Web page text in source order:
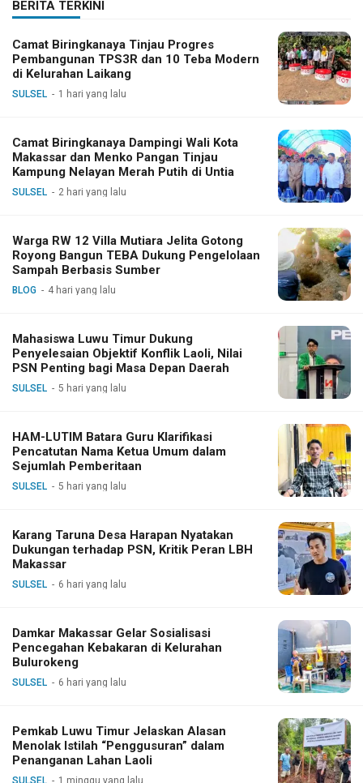
BERITA TERKINI
Camat Biringkanaya Tinjau Progres
Pembangunan TPS3R dan 10 Teba Modern
di Kelurahan Laikang
SULSEL 1 hari yang lalu
Camat Biringkanaya Dampingi Wali Kota
Makassar dan Menko Pangan Tinjau
Kampung Nelayan Merah Putih di Untia
SULSEL 2 hari yang lalu
Warga RW 12 Villa Mutiara Jelita Gotong
Royong Bangun TEBA Dukung Pengelolaan
Sampah Berbasis Sumber
BLOG 4 hari yang lalu
Mahasiswa Luwu Timur Dukung
Penyelesaian Objektif Konflik Laoli, Nilai
PSN Penting bagi Masa Depan Daerah
SULSEL 5 hari yang lalu
HAM-LUTIM Batara Guru Klarifikasi
Pencatutan Nama Ketua Umum dalam
Sejumlah Pemberitaan
SULSEL 5 hari yang lalu
Karang Taruna Desa Harapan Nyatakan
Dukungan terhadap PSN, Kritik Peran LBH
Makassar
SULSEL 6 hari yang lalu
Damkar Makassar Gelar Sosialisasi
Pencegahan Kebakaran di Kelurahan
Bulurokeng
SULSEL 6 hari yang lalu
Pemkab Luwu Timur Jelaskan Alasan
Menolak Istilah “Penggusuran” dalam
Penanganan Lahan Laoli
SULSEL 1 minggu yang lalu